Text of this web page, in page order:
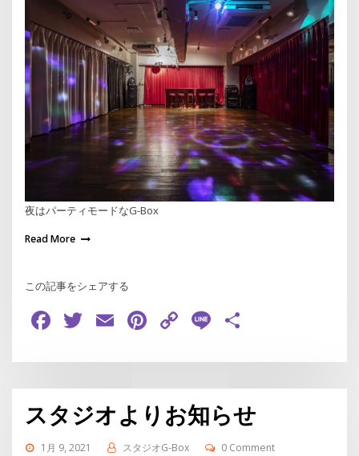
夜はパーティモードなG-Box
Read More
この記事をシェアする
Facebook
Twitter
EmailPinterest
Copy
Line
スタジオよりお知らせ
1月 9, 2021 スタジオG-Box 0 Comment